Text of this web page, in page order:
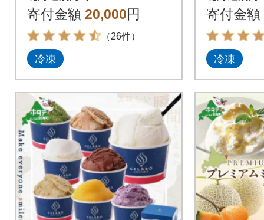
12個入
寄付金額 20,000円
（26件）
冷凍
北海道
寄付金額
冷凍